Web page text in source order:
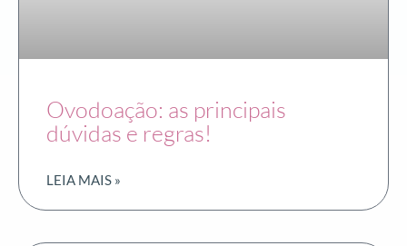
Ovodoação: as principais
dúvidas e regras!
LEIA MAIS »